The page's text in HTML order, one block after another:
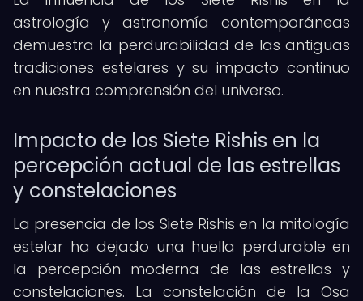
astrología y astronomía contemporáneas
demuestra la perdurabilidad de las antiguas
tradiciones estelares y su impacto continuo
en nuestra comprensión del universo.
Impacto de los Siete Rishis en la
percepción actual de las estrellas
y constelaciones
La presencia de los Siete Rishis en la mitología
estelar ha dejado una huella perdurable en
la percepción moderna de las estrellas y
constelaciones. La constelación de la Osa